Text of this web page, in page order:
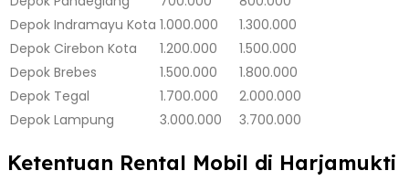
Depok Indramayu Kota 1.000.000
1.300.000
Depok Cirebon Kota 1.200.000
1.500.000
Depok Brebes 1.500.000
1.800.000
Depok Tegal 1.700.000
2.000.000
Depok Lampung 3.000.000 3.700.000
Ketentuan Rental Mobil di Harjamukti